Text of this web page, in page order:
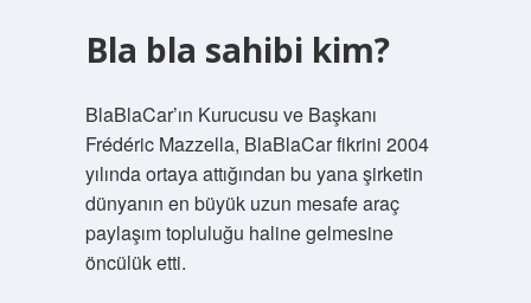
Bla bla sahibi kim?
BlaBlaCar’ın Kurucusu ve Başkanı
Frédéric Mazzella, BlaBlaCar fikrini 2004
yılında ortaya attığından bu yana şirketin
dünyanın en büyük uzun mesafe araç
paylaşım topluluğu haline gelmesine
öncülük etti.